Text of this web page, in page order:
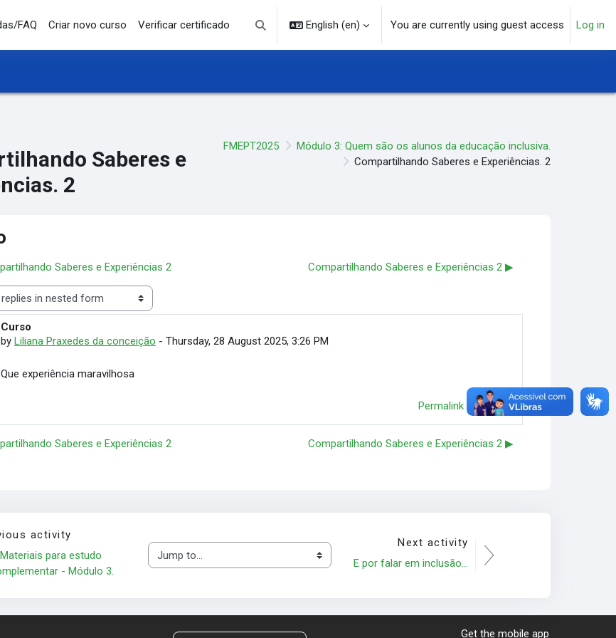
FAQ Criar novo curso Verificar certificado
Toggle search input
English ‎(en)‎ You are currently using guest access Log in
Saberes e
2
FMEPT2025
Módulo 3: Quem são os alunos da educação inclusiva.
Compartilhando Saberes e Experiências. 2
Saberes e Experiências 2 Compartilhando Saberes e Experiências 2 ▶︎
Curso
byLiliana Praxedes da conceição -Thursday, 28 August 2025, 3:26 PM
Number of replies: 0
Que experiência maravilhosa
Permalink Reply
Saberes e Experiências 2 Compartilhando Saberes e Experiências 2 ▶︎
activity
Materiais para estudo
- Módulo 3.
Jump to...
Next activity
E por falar em inclusão...
Get the mobile app